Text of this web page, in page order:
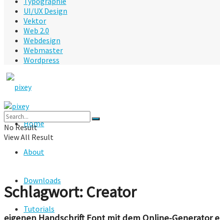
UI/UX Design
Vektor
Web 2.0
Webdesign
Webmaster
Wordpress
Home
About
Downloads
Tutorials
No Result
View All Result
Schlagwort: Creator